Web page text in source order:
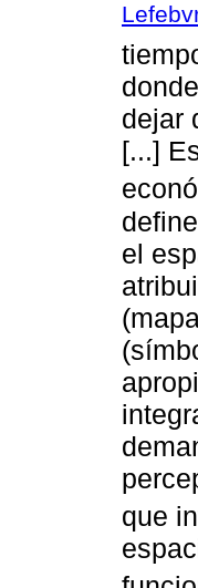
dejar
[...]
el
que